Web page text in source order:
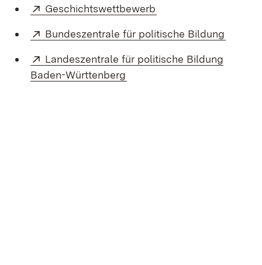
Extern:
Geschichtswettbewerb
Extern:
Bundeszentrale für politische Bildung
Extern:
Landeszentrale für politische Bildung
Baden-Württenberg